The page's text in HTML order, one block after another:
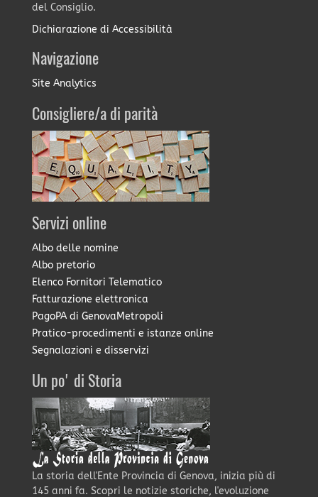
del Consiglio.
Dichiarazione di Accessibilità
Navigazione
Site Analytics
Consigliere/a di parità
Servizi online
Albo delle nomine
Albo pretorio
Elenco Fornitori Telematico
Fatturazione elettronica
PagoPA di GenovaMetropoli
Pratico-procedimenti e istanze online
Segnalazioni e disservizi
Un po' di Storia
La storia dell'Ente Provincia di Genova, inizia più di
145 anni fa. Scopri le notizie storiche, l'evoluzione